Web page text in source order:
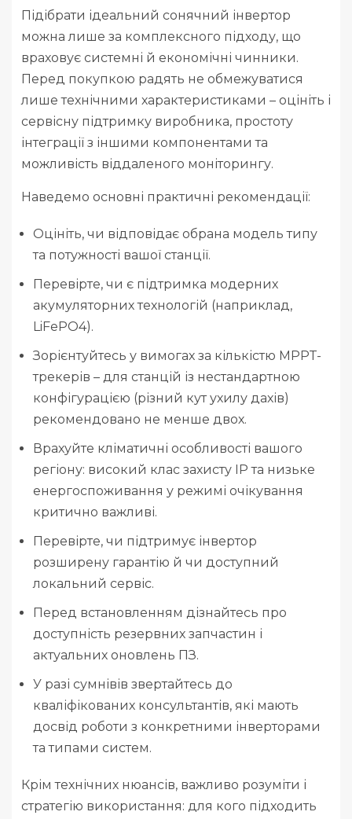
Підібрати ідеальний сонячний інвертор
можна лише за комплексного підходу, що
враховує системні й економічні чинники.
Перед покупкою радять не обмежуватися
лише технічними характеристиками – оцініть і
сервісну підтримку виробника, простоту
інтеграції з іншими компонентами та
можливість віддаленого моніторингу.
Наведемо основні практичні рекомендації:
Оцініть, чи відповідає обрана модель типу
та потужності вашої станції.
Перевірте, чи є підтримка модерних
акумуляторних технологій (наприклад,
LiFePO4).
Зорієнтуйтесь у вимогах за кількістю MPPT-
трекерів – для станцій із нестандартною
конфігурацією (різний кут ухилу дахів)
рекомендовано не менше двох.
Врахуйте кліматичні особливості вашого
регіону: високий клас захисту IP та низьке
енергоспоживання у режимі очікування
критично важливі.
Перевірте, чи підтримує інвертор
розширену гарантію й чи доступний
локальний сервіс.
Перед встановленням дізнайтесь про
доступність резервних запчастин і
актуальних оновлень ПЗ.
У разі сумнівів звертайтесь до
кваліфікованих консультантів, які мають
досвід роботи з конкретними інверторами
та типами систем.
Крім технічних нюансів, важливо розуміти і
стратегію використання: для кого підходить